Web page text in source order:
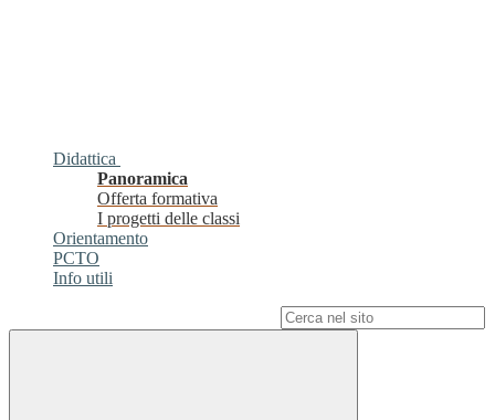
Didattica
Panoramica
Offerta formativa
I progetti delle classi
Orientamento
PCTO
Info utili